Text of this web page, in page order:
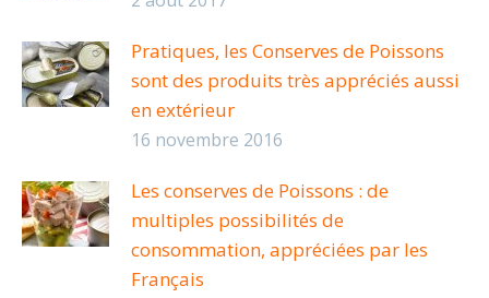
Pratiques, les Conserves de Poissons
sont des produits très appréciés aussi
en extérieur
16 novembre 2016
Les conserves de Poissons : de
multiples possibilités de
consommation, appréciées par les
Français